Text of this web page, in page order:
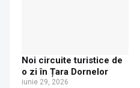
Noi circuite turistice de
o zi în Țara Dornelor
iunie 29, 2026